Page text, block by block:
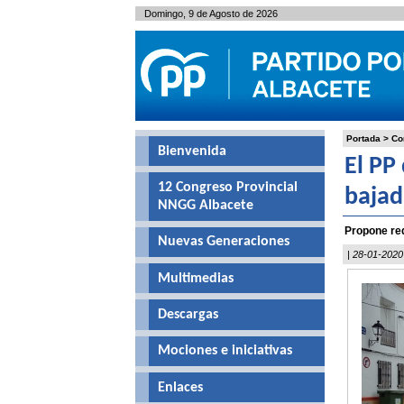
Portada >
El
Propone
| 28-01-2020
Bienvenida
12 Congreso Provincial
NNGG Albacete
Nuevas Generaciones
Multimedias
Descargas
Mociones e iniciativas
Enlaces
Domingo, 9 de Agosto de 2026